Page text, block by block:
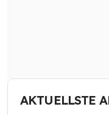
AKTUELLSTE